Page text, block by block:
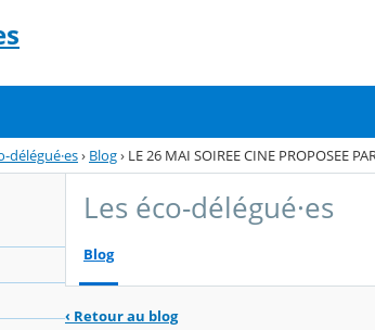
délégué·es› Blog› LE 26 MAI SOIREE CINE PROPOSEE
Les éco-délégué·es
Blog
‹ Retour au blog